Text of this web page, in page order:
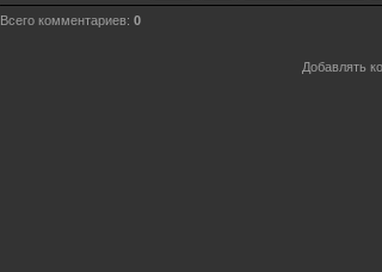
Всего комментариев: 0
Добавлять